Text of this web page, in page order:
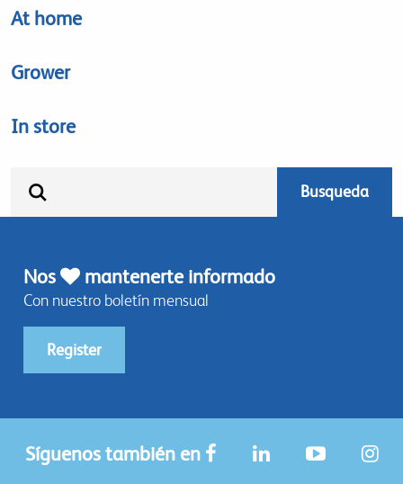
At home
Grower
In store
Nos mantenerte informado
Con nuestro boletín mensual
Register
Síguenos también en